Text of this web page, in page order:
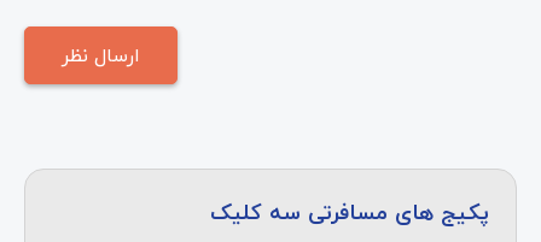
پکیج های مسافرتی سه کلیک